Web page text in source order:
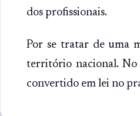
dos profissionais.
Por se tratar de uma
território nacional. No
convertido em lei no